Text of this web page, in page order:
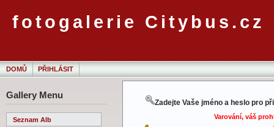
fotogalerie Citybus.cz
DOMŮ PŘIHLÁSIT
Gallery Menu
Seznam Alb
Zadejte Vaše jméno a heslo pro
Varování, váš